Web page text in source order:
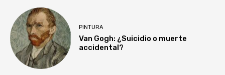
PINTURA
Van Gogh: ¿Suicidio o muerte
accidental?